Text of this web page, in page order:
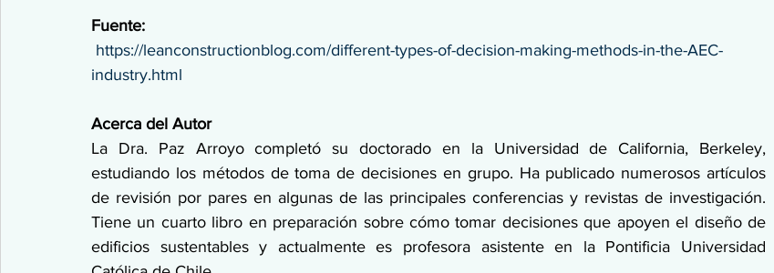
Fuente:
https://leanconstructionblog.com/different-types-of-decision-making-methods-in-the-AEC-
industry.html
Acerca del Autor
La Dra. Paz Arroyo completó su doctorado en la Universidad de California, Berkeley,
estudiando los métodos de toma de decisiones en grupo. Ha publicado numerosos artículos
de revisión por pares en algunas de las principales conferencias y revistas de investigación.
Tiene un cuarto libro en preparación sobre cómo tomar decisiones que apoyen el diseño de
edificios sustentables y actualmente es profesora asistente en la Pontificia Universidad